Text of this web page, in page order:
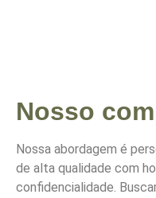
Nosso
Nossa abordagem é
de alta qualidade com
confidencialidade.